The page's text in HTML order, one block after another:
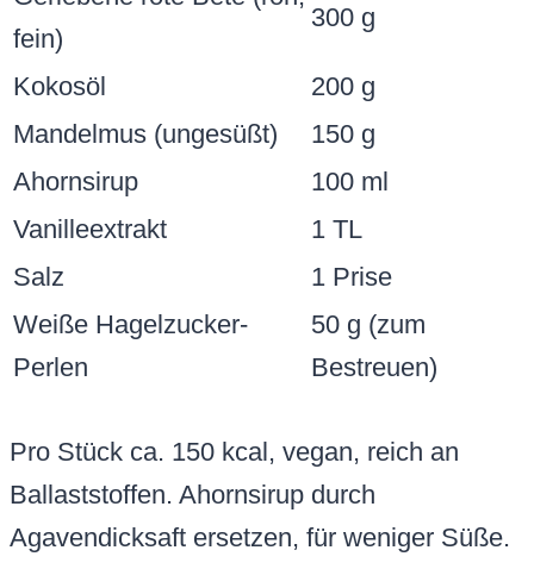
fein)
300 g
Kokosöl
200 g
Mandelmus (ungesüßt)
150 g
Ahornsirup
100 ml
Vanilleextrakt
1 TL
Salz
1 Prise
Weiße Hagelzucker-
Perlen
50 g (zum
Bestreuen)
Pro Stück ca. 150 kcal, vegan, reich an
Ballaststoffen. Ahornsirup durch
Agavendicksaft ersetzen, für weniger Süße.